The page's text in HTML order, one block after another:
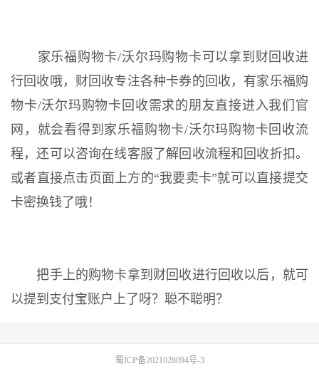
家乐福购物卡/沃尔玛购物卡可以拿到财回收进
行回收哦，财回收专注各种卡券的回收，有家乐福购
物卡/沃尔玛购物卡回收需求的朋友直接进入我们官
网，就会看得到家乐福购物卡/沃尔玛购物卡回收流
程，还可以咨询在线客服了解回收流程和回收折扣。
或者直接点击页面上方的“我要卖卡”就可以直接提交
卡密换钱了哦！
把手上的购物卡拿到财回收进行回收以后，就可
以提到支付宝账户上了呀？聪不聪明？
蜀ICP备2021028094号-3